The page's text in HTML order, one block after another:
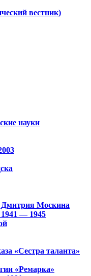
вестник)
науки
Дмитрия Москина
— 1945
«Сестра таланта»
«Ремарка»